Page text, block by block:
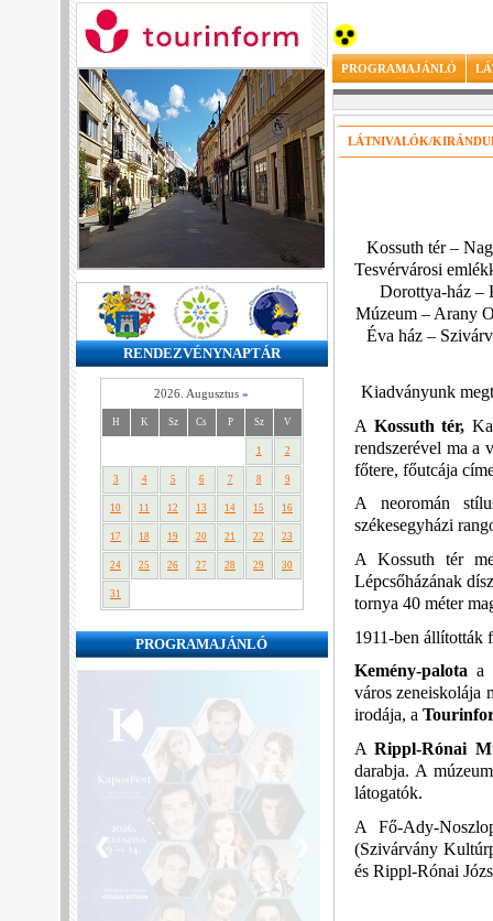
RENDEZVÉNYNAPTÁR
2026. Augusztus »
H K Sz Cs P Sz V
1 2
3 4 5 6 7 8 9
10 11 12 13 14 15 16
17 18 19 20 21 22 23
24 25 26 27 28 29 30
31
PROGRAMAJÁNLÓ
❮
PROGRAMAJÁNLÓ
LÁTNIVALÓK/
Kossuth tér –
Tesvérvárosi
Dorottya-ház –
Múzeum – Arany
Éva ház –
Kiadványunk
A Kossuth tér,
rendszerével ma a
főtere, főutcája
A neoromán
székesegyházi
A Kossuth tér
Lépcsőházának
tornya 40 méter
1911-ben állították
Kemény-palotaa
város zeneiskolája
irodája, a
ARippl-Rónai
darabja. A
látogatók.
A Fő-Ady-
(Szivárvány
és Rippl-Rónai